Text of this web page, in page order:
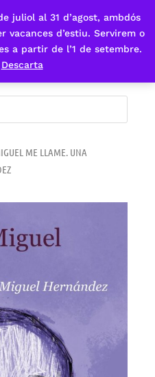
juliol al 31 d’agost, ambdós
vacances d’estiu. Servirem o
a partir de l’1 de setembre.
Descarta
ME LLAME. UNA